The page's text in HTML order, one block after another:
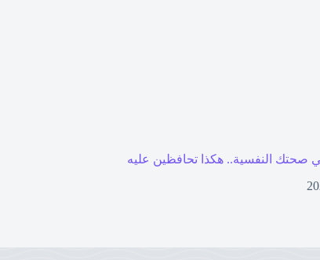
صحتك النفسية.. هكذا تحافظين عليه